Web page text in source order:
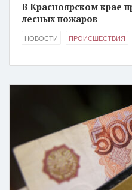
В Красноярском крае
лесных пожаров
НОВОСТИ ПРОИСШЕСТВИЯ